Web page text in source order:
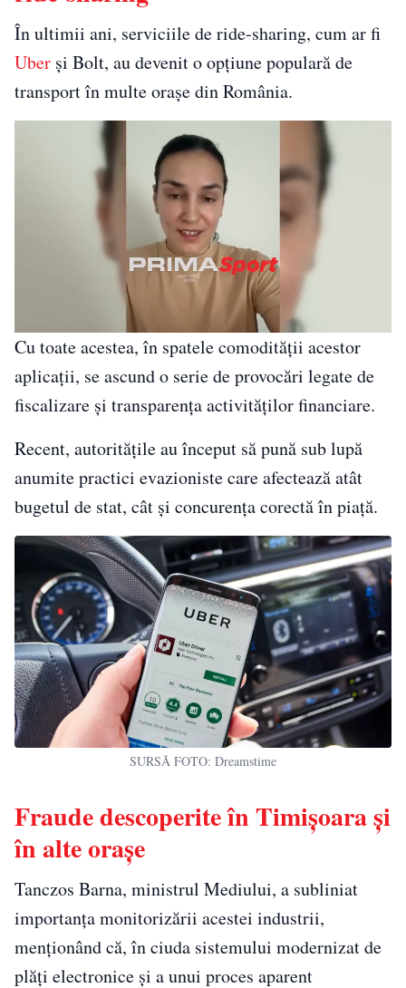
În ultimii ani, serviciile de ride-sharing, cum ar fi
Uber și Bolt, au devenit o opțiune populară de
transport în multe orașe din România.
Cu toate acestea, în spatele comodității acestor
aplicații, se ascund o serie de provocări legate de
fiscalizare și transparența activităților financiare.
Recent, autoritățile au început să pună sub lupă
anumite practici evazioniste care afectează atât
bugetul de stat, cât și concurența corectă în piață.
SURSĂ FOTO: Dreamstime
Fraude descoperite în Timișoara și
în alte orașe
Tanczos Barna, ministrul Mediului, a subliniat
importanța monitorizării acestei industrii,
menționând că, în ciuda sistemului modernizat de
plăți electronice și a unui proces aparent